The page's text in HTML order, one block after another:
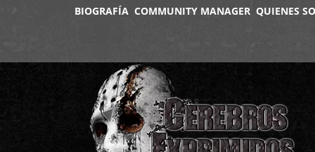
BIOGRAFÍA COMMUNITY MANAGER QUIENES